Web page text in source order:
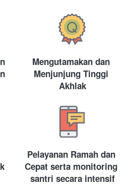
Mengutamakan dan
Menjunjung Tinggi
Akhlak
Pelayanan Ramah dan
Cepat serta monitoring
santri secara intensif